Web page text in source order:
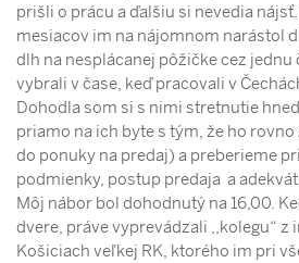
prišli o prácu a ďalšiu si nevedia
mesiacov im na nájomnom narástol
dlh na nesplácanej pôžičke cez
vybrali v čase, keď pracovali v
Dohodla som si s nimi stretnutie
priamo na ich byte s tým, že ho
do ponuky na predaj) a preberieme
podmienky, postup predaja a
Môj nábor bol dohodnutý na 16,00.
dvere, práve vyprevádzali ,,kolegu“ z
Košiciach veľkej RK, ktorého im pri